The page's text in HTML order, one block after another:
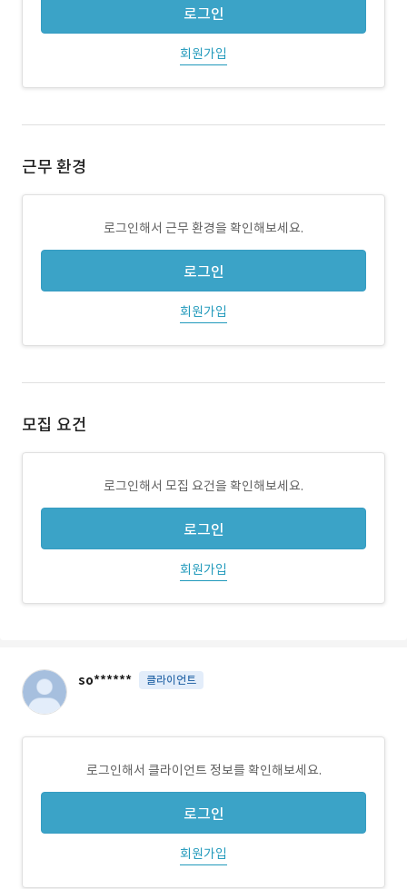
로그인
회원가입
근무 환경
로그인해서 근무 환경을 확인해보세요.
로그인
회원가입
모집 요건
로그인해서 모집 요건을 확인해보세요.
로그인
회원가입
so****** 클라이언트
로그인해서 클라이언트 정보를 확인해보세요.
로그인
회원가입